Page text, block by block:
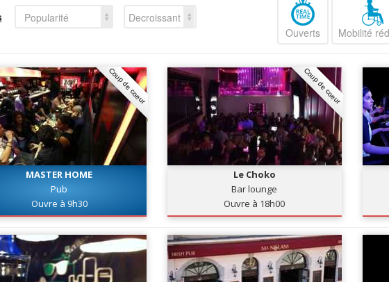
Popularité
Decroissant
Ouverts
Mobilité
Coup de coeur
MASTER HOME
Pub
Ouvre à 9h30
Coup de coeur
Le Choko
Bar lounge
Ouvre à 18h00